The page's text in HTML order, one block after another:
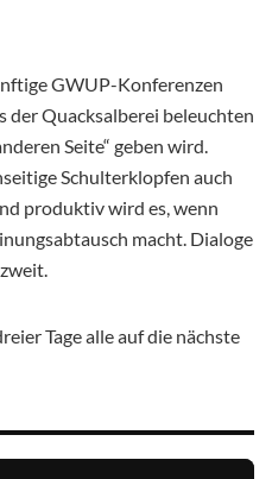
GWUP-Konferenzen
der Quacksalberei beleuchten
Seite“ geben wird.
Schulterklopfen auch
produktiv wird es, wenn
macht. Dialoge
Tage alle auf die nächste